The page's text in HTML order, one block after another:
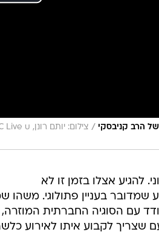
של הרב קניבסקי /
להגיע אצלו בזמן זו לא
שמדובר בעניין פתולוגי.
עם הסוגיה החברתית
שצריך לקבוע איתו לאירוע